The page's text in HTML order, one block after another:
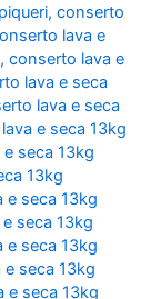
,conserto
lava e
,conserto lava e
lava e seca
lava e seca
e seca 13kg
seca 13kg
13kg
e seca 13kg
seca 13kg
e seca 13kg
seca 13kg
e seca 13kg